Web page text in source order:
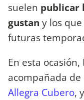
suelen publicar
gustan y los
futuras
En esta
acompañada de
Allegra Cubero,